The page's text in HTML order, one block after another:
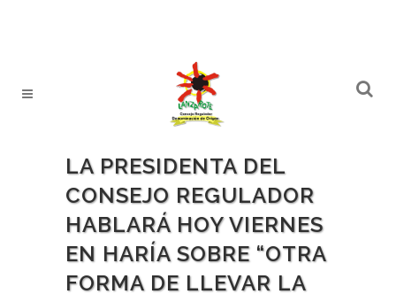
LA PRESIDENTA DEL
CONSEJO REGULADOR
HABLARÁ HOY VIERNES
EN HARÍA SOBRE “OTRA
FORMA DE LLEVAR LA